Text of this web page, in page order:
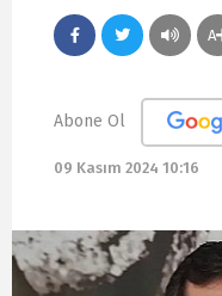
A
Abone Ol
09 Kasım 2024 10:16